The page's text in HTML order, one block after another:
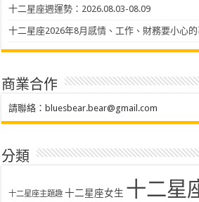
十二星座週運勢：2026.08.03-08.09
十二星座2026年8月感情、工作、財務要小心
商業合作
請聯絡：bluesbear.bear@gmail.com
分類
十二星座主題趣 十二星座女生 十二星